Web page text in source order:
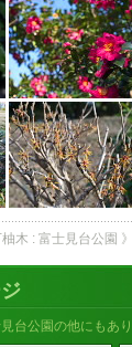
柚木 : 富士見台公園
台公園の他にもあ